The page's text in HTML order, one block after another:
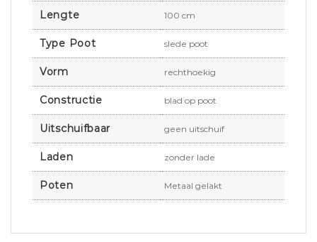
Lengte 100 cm
Type Poot slede poot
Vorm rechthoekig
Constructie blad op poot
Uitschuifbaar geen uitschuif
Laden zonder lade
Poten Metaal gelakt